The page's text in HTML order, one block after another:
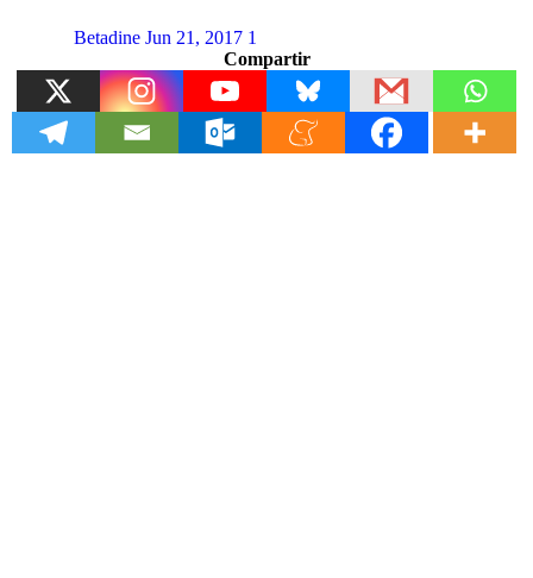
Betadine Jun 21, 2017 1
Compartir